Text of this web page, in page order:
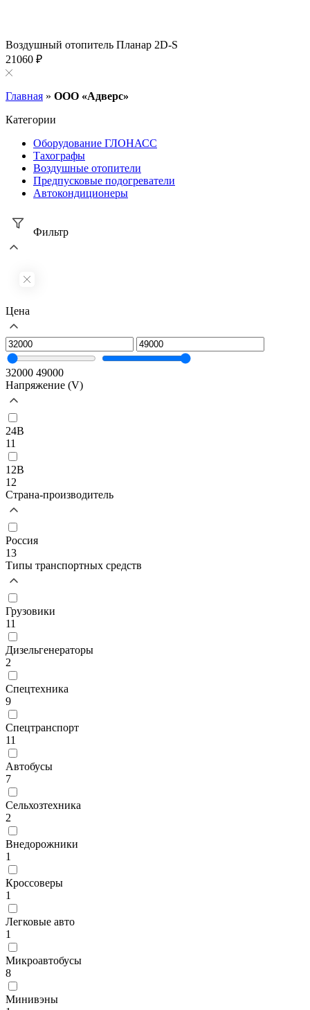
Воздушный отопитель Планар 2D-S
21060 ₽
Главная » ООО «Адверс»
Категории
Оборудование ГЛОНАСС
Тахографы
Воздушные отопители
Предпусковые подогреватели
Автокондиционеры
Фильтр
Цена
32000 49000
Напряжение (V)
24В
11
12В
12
Страна-производитель
Россия
13
Типы транспортных средств
Грузовики
11
Дизельгенераторы
2
Спецтехника
9
Спецтранспорт
11
Автобусы
7
Сельхозтехника
2
Внедорожники
1
Кроссоверы
1
Легковые авто
1
Микроавтобусы
8
Минивэны